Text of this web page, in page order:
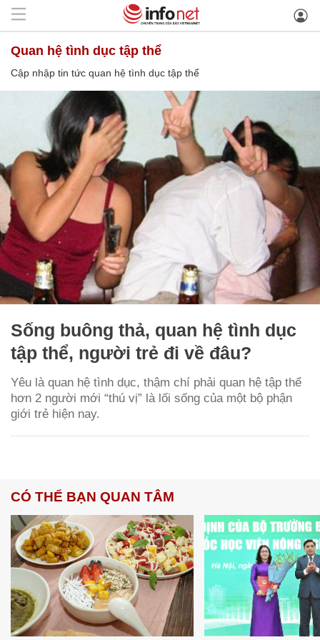
quan hệ tình dục tập thể
Cập nhập tin tức quan hệ tình dục tập thể
Sống buông thả, quan hệ tình dục
tập thể, người trẻ đi về đâu?
Yêu là quan hệ tình dục, thậm chí phải quan hệ tập thể
hơn 2 người mới “thú vị” là lối sống của một bộ phận
giới trẻ hiện nay.
CÓ THỂ BẠN QUAN TÂM